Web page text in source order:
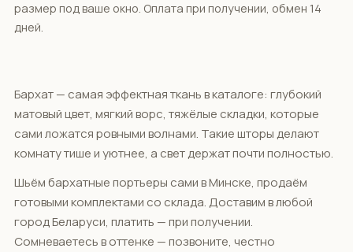
размер под ваше окно. Оплата при получении, обмен 14
дней.
Бархат — самая эффектная ткань в каталоге: глубокий
матовый цвет, мягкий ворс, тяжёлые складки, которые
сами ложатся ровными волнами. Такие шторы делают
комнату тише и уютнее, а свет держат почти полностью.
Шьём бархатные портьеры сами в Минске, продаём
готовыми комплектами со склада. Доставим в любой
город Беларуси, платить — при получении.
Сомневаетесь в оттенке — позвоните, честно